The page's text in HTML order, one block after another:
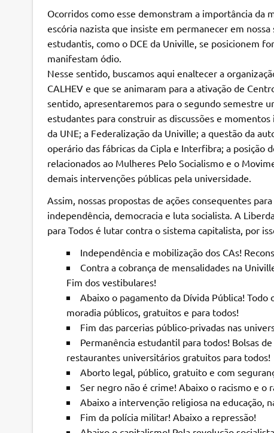
Ocorridos como esse demonstram a importância da
escória nazista que insiste em permanecer em
estudantis, como o DCE da Univille, se posicionem
manifestam ódio.
Nesse sentido, buscamos aqui enaltecer a
CALHEV e que se animaram para a ativação de
sentido, apresentaremos para o segundo semestre
estudantes para construir as discussões e
da UNE; a Federalização da Univille; a questão da
operário das fábricas da Cipla e Interfibra; a posição
relacionados ao Mulheres Pelo Socialismo e o
demais intervenções públicas pela universidade.
Assim, nossas propostas de ações consequentes
independência, democracia e luta socialista. A
para Todos é lutar contra o sistema capitalista, por
Independência e mobilização dos CAs!
Contra a cobrança de mensalidades na
Fim dos vestibulares!
Abaixo o pagamento da Dívida Pública!
moradia públicos, gratuitos e para todos!
Fim das parcerias público-privadas nas
Permanência estudantil para todos! Bolsas
restaurantes universitários gratuitos para todos!
Aborto legal, público, gratuito e com
Ser negro não é crime! Abaixo o racismo e o
Abaixo a intervenção religiosa na educação,
Fim da polícia militar! Abaixo a repressão!